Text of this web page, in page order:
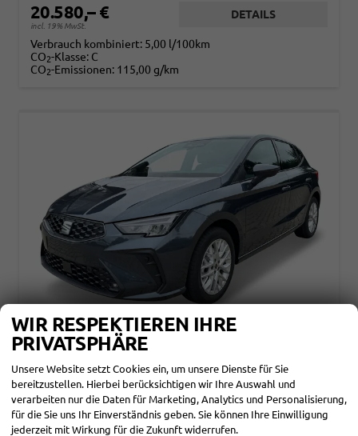
20.580,– €
incl. 19% MwSt.
DETAILS
Verbrauch kombiniert: 5,00 l/100km
CO2-Klasse: C
CO2-Emissionen: 115,00 g/km
SEAT IBIZA
unverbindliche Lieferzeit: ca. 5-7 Monate Neuwagen
Fahrzeugnr. 865958
Benzin 85 kW (116 PS)
WIR RESPEKTIEREN IHRE
PRIVATSPHÄRE
Unsere Website setzt Cookies ein, um unsere Dienste für Sie
bereitzustellen. Hierbei berücksichtigen wir Ihre Auswahl und
verarbeiten nur die Daten für Marketing, Analytics und Personalisierung,
für die Sie uns Ihr Einverständnis geben. Sie können Ihre Einwilligung
jederzeit mit Wirkung für die Zukunft widerrufen.